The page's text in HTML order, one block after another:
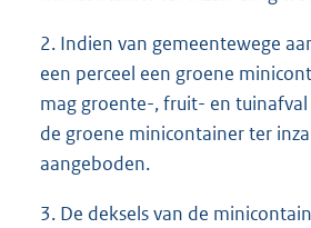
2. Indien van gemeentewege
een perceel een groene
mag groente-, fruit- en tuinafval
de groene minicontainer ter
aangeboden.
3. De deksels van de